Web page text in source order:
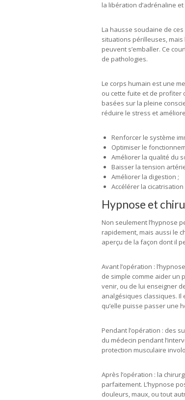
la libération d’adrénaline
La hausse soudaine de
situations périlleuses,
peuvent s’emballer. Ce
de pathologies.
Le corps humain est une
ou cette fuite et de profiter
basées sur la pleine
réduire le stress et
Renforcer le système
Optimiser le
Améliorer la qualité du
Baisser la tension
Améliorer la digestion ;
Accélérer la
Hypnose et
Non seulement l’hypnose
rapidement, mais aussi le
aperçu de la façon dont il
Avant l’opération :
de simple comme aider un
venir, ou de lui enseigner
analgésiques classiques.
qu’elle puisse passer une
Pendant l’opération : des
du médecin pendant
protection musculaire
Après l’opération : la
parfaitement. L’hypnose
douleurs, maux, ou tout